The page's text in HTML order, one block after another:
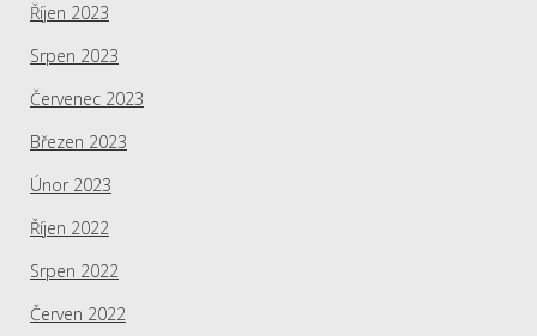
Říjen 2023
Srpen 2023
Červenec 2023
Březen 2023
Únor 2023
Říjen 2022
Srpen 2022
Červen 2022